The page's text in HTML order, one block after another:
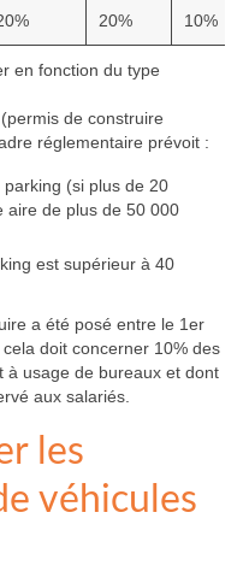
20% 10%
en fonction du type
(permis de construire
réglementaire prévoit :
(si plus de 20
aire de plus de 50 000
est supérieur à 40
a été posé entre le 1er
doit concerner 10% des
à usage de bureaux et dont
aux salariés.
les
véhicules